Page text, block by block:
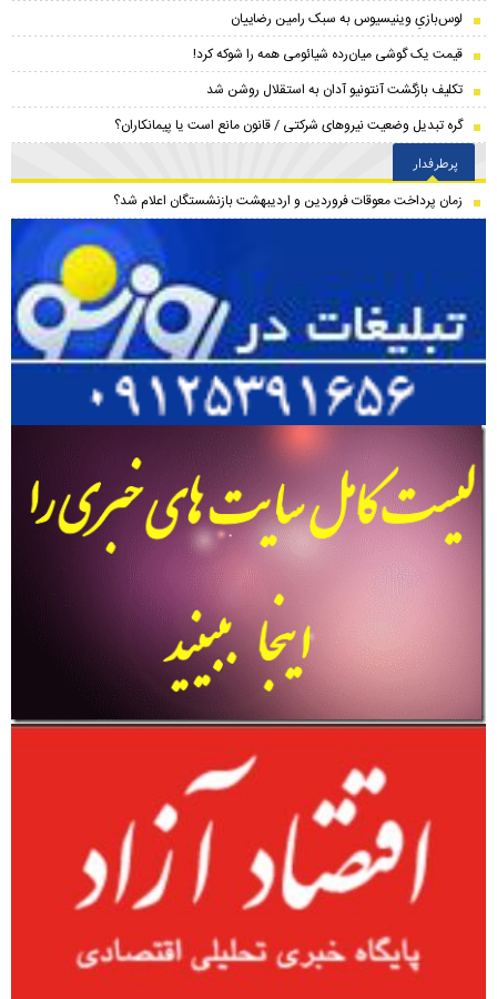
لوس‌بازیِ وینیسیوس به سبک رامین رضاییان
قیمت یک گوشی میان‌رده شیائومی همه را شوکه کرد!
تکلیف بازگشت آنتونیو آدان به استقلال روشن شد
گره تبدیل وضعیت نیروهای شرکتی / قانون مانع است یا پیمانکاران؟
پرطرفدار
زمان پرداخت معوقات فروردین و اردیبهشت بازنشستگان اعلام شد؟